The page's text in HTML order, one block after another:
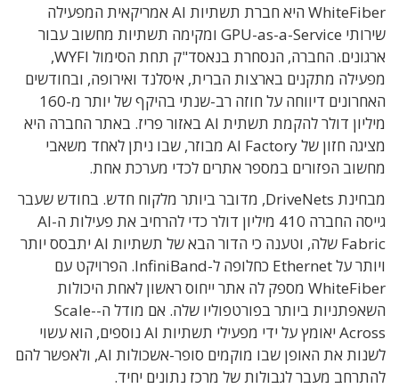
WhiteFiber היא חברת תשתיות AI אמריקאית המפעילה
שירותי GPU-as-a-Service ומקימה תשתיות מחשוב עבור
ארגונים. החברה, הנסחרת בנאסד"ק תחת הסימול WYFI,
מפעילה מתקנים בארצות הברית, איסלנד ואירופה, ובחודשים
האחרונים דיווחה על חוזה רב-שנתי בהיקף של יותר מ-160
מיליון דולר להקמת תשתית AI באזור פריז. באתר החברה היא
מציגה חזון של AI Factory מבוזר, שבו ניתן לאחד משאבי
מחשוב הפזורים במספר אתרים לכדי מערכת אחת.
מבחינת DriveNets, מדובר ביותר מלקוח חדש. בחודש שעבר
גייסה החברה 410 מיליון דולר כדי להרחיב את פעילות ה-AI
Fabric שלה, וטענה כי הדור הבא של תשתיות AI יתבסס יותר
ויותר על Ethernet כחלופה ל-InfiniBand. הפרויקט עם
WhiteFiber מספק לה אתר ייחוס ראשון לאחת היכולות
השאפתניות ביותר בפורטפוליו שלה. אם מודל ה-Scale-
Across יאומץ על ידי מפעילי תשתיות AI נוספים, הוא עשוי
לשנות את האופן שבו מוקמים סופר-אשכולות AI, ולאפשר להם
להתרחב מעבר לגבולות של מרכז נתונים יחיד.